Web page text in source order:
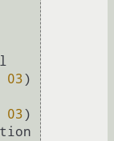
03
03